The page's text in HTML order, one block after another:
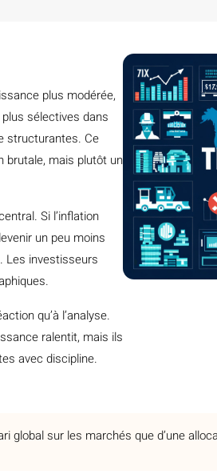
plus modérée,
sélectives dans
structurantes. Ce
brutale, mais plutôt un
Si l’inflation
un peu moins
Les investisseurs
qu’à l’analyse.
ralentit, mais ils
avec discipline.
global sur les marchés que d’une